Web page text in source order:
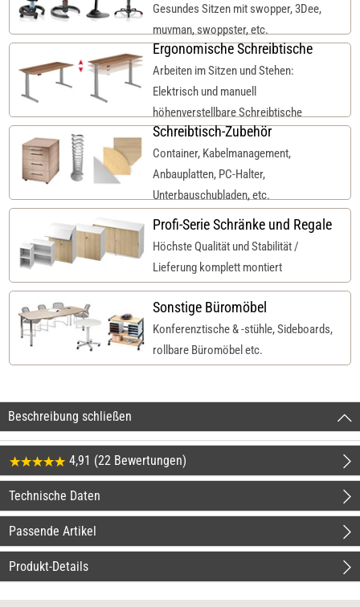
Gesundes Sitzen mit swopper, 3Dee,
muvman, swoppster, etc.
Ergonomische Schreibtische
Arbeiten im Sitzen und Stehen:
Elektrisch und manuell
höhenverstellbare Schreibtische
Schreibtisch-Zubehör
Container, Kabelmanagement,
Anbauplatten, PC-Halter,
Unterbauschubladen, etc.
Profi-Serie Schränke und Regale
Höchste Qualität und Stabilität /
Lieferung komplett montiert
Sonstige Büromöbel
Konferenztische & -stühle, Sideboards,
rollbare Büromöbel etc.
Beschreibung schließen
4,91 (22 Bewertungen)
Technische Daten
Passende Artikel
Produkt-Details